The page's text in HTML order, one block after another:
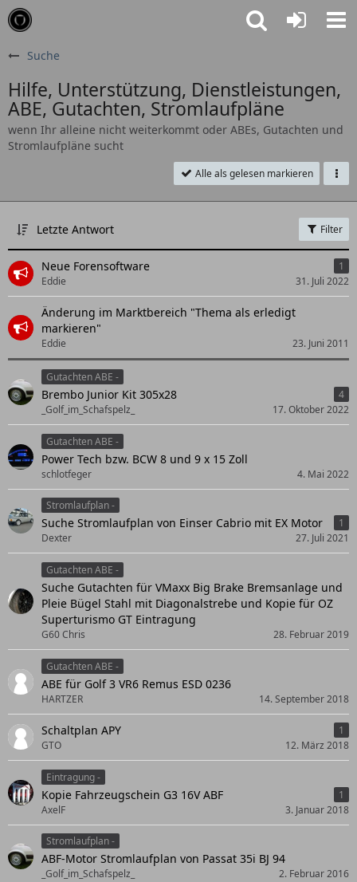
Suche
Hilfe, Unterstützung, Dienstleistungen,
ABE, Gutachten, Stromlaufpläne
wenn Ihr alleine nicht weiterkommt oder ABEs, Gutachten und
Stromlaufpläne sucht
Alle als gelesen markieren
Letzte Antwort Filter
Neue Forensoftware
1
Eddie
31. Juli 2022
Änderung im Marktbereich "Thema als erledigt
markieren"
Eddie 23. Juni 2011
Gutachten ABE -
Brembo Junior Kit 305x28
4
_Golf_im_Schafspelz_
17. Oktober 2022
Gutachten ABE -
Power Tech bzw. BCW 8 und 9 x 15 Zoll
schlotfeger 4. Mai 2022
Stromlaufplan -
Suche Stromlaufplan von Einser Cabrio mit EX Motor
1
Dexter
27. Juli 2021
Gutachten ABE -
Suche Gutachten für VMaxx Big Brake Bremsanlage und
Pleie Bügel Stahl mit Diagonalstrebe und Kopie für OZ
Superturismo GT Eintragung
G60 Chris 28. Februar 2019
Gutachten ABE -
ABE für Golf 3 VR6 Remus ESD 0236
HARTZER 14. September 2018
Schaltplan APY
1
GTO
12. März 2018
Eintragung -
Kopie Fahrzeugschein G3 16V ABF
1
AxelF
3. Januar 2018
Stromlaufplan -
ABF-Motor Stromlaufplan von Passat 35i BJ 94
_Golf_im_Schafspelz_ 2. Februar 2016